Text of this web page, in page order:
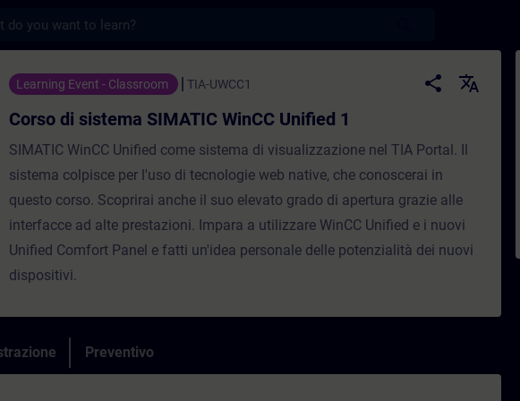
SIMATIC WinCC Unified 1 - Formazione -
Learning Event - Classroom TIA-UWCC1 share
translate
Corso di sistema SIMATIC WinCC Unified 1
SIMATIC WinCC Unified come sistema di visualizzazione nel TIA Portal. Il
sistema colpisce per l'uso di tecnologie web native, che conoscerai in
questo corso. Scoprirai anche il suo elevato grado di apertura grazie alle
interfacce ad alte prestazioni. Impara a utilizzare WinCC Unified e i nuovi
Unified Comfort Panel e fatti un'idea personale delle potenzialità dei nuovi
dispositivi.
Preventivo